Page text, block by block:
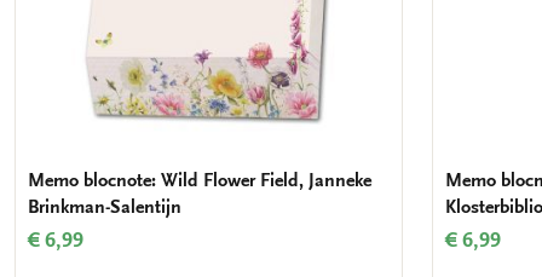
Memo blocnote: Wild Flower Field, Janneke
Brinkman-Salentijn
€ 6,99
Memo
€ 6,99